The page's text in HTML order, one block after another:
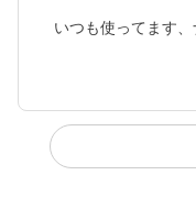
いつも使ってます、